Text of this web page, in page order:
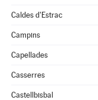
Caldes d'Estrac
Campins
Capellades
Casserres
Castellbisbal